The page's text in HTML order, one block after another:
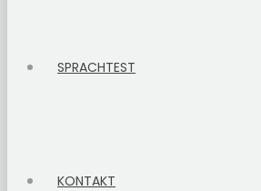
SPRACHTEST
KONTAKT